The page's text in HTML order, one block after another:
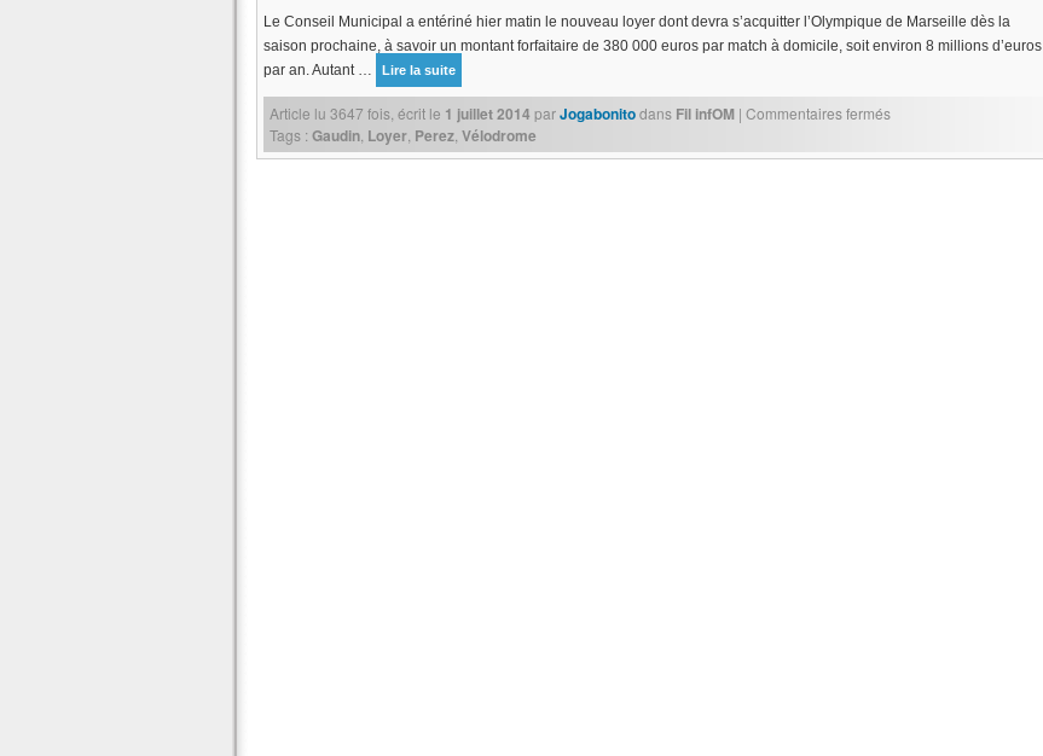
Le Conseil Municipal a entériné hier matin le nouveau loyer dont devra s’acquitter l’Olympique de Marseille dès la
saison prochaine, à savoir un montant forfaitaire de 380 000 euros par match à domicile, soit environ 8 millions d’euros
par an. Autant …
Lire la suite
Article lu 3647 fois, écrit le 1 juillet 2014 parJogabonitodans Fil infOM | Commentaires fermés
Tags : Gaudin Loyer Perez Vélodrome